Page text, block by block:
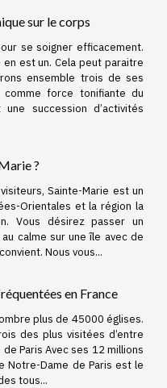
sur le corps
se soigner efficacement.
est un. Cela peut paraitre
ensemble trois de ses
comme force tonifiante du
succession d’activités
?
Sainte-Marie est un
Orientales et la région la
Vous désirez passer un
calme sur une île avec de
Nous vous...
en France
plus de 45000 églises.
des plus visitées d’entre
Paris Avec ses 12 millions
Notre-Dame de Paris est le
tous...